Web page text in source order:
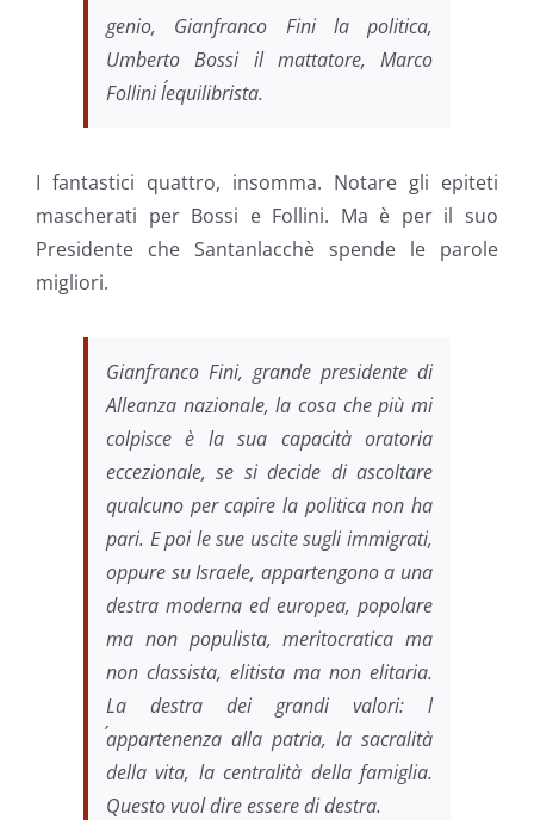
genio, Gianfranco Fini la politica,
Umberto Bossi il mattatore, Marco
Follini l´equilibrista.
I fantastici quattro, insomma. Notare gli epiteti
mascherati per Bossi e Follini. Ma è per il suo
Presidente che Santanlacchè spende le parole
migliori.
Gianfranco Fini, grande presidente di
Alleanza nazionale, la cosa che più mi
colpisce è la sua capacità oratoria
eccezionale, se si decide di ascoltare
qualcuno per capire la politica non ha
pari. E poi le sue uscite sugli immigrati,
oppure su Israele, appartengono a una
destra moderna ed europea, popolare
ma non populista, meritocratica ma
non classista, elitista ma non elitaria.
La destra dei grandi valori: l
´appartenenza alla patria, la sacralità
della vita, la centralità della famiglia.
Questo vuol dire essere di destra.